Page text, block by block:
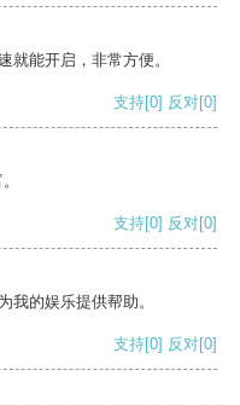
就能开启，非常方便。
支持[0] 反对[0]
支持[0] 反对[0]
我的娱乐提供帮助。
支持[0] 反对[0]